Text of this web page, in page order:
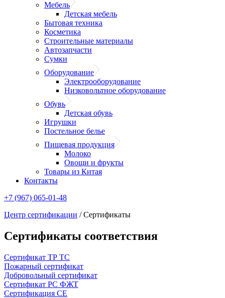
Мебель
Детская мебель
Бытовая техника
Косметика
Строительные материалы
Автозапчасти
Сумки
Оборудование
Электрооборудование
Низковольтное оборудование
Обувь
Детская обувь
Игрушки
Постельное белье
Пищевая продукция
Молоко
Овощи и фрукты
Товары из Китая
Контакты
+7 (967) 065-01-48
Центр сертификации /Сертификаты
Сертификаты соответствия
Сертификат ТР ТС
Пожарный сертификат
Добровольный сертификат
Сертификат РС ФЖТ
Сертификация CE